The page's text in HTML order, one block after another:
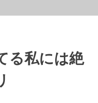
る私には絶